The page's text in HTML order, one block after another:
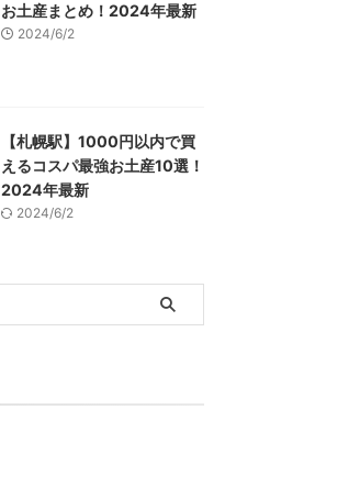
お土産まとめ！2024年最新
2024/6/2
【札幌駅】1000円以内で買
えるコスパ最強お土産10選！
2024年最新
2024/6/2